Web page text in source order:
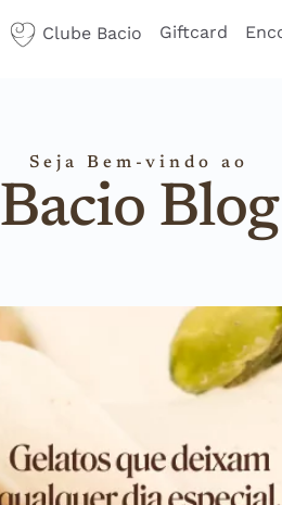
Clube Bacio Giftcard
Seja Bem-vindo ao
Bacio Blog